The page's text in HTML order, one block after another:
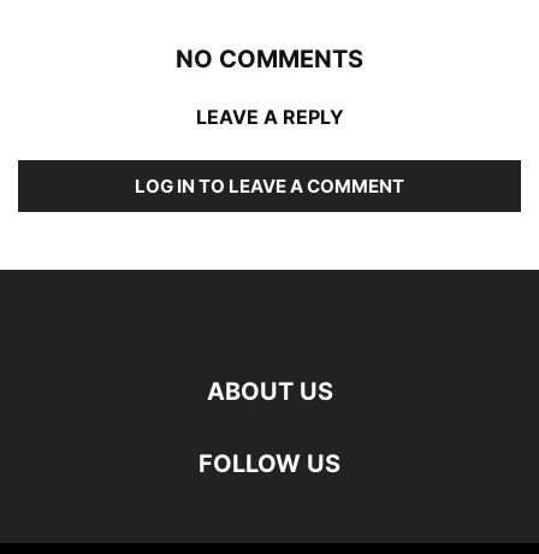
NO COMMENTS
LEAVE A REPLY
LOG IN TO LEAVE A COMMENT
ABOUT US
FOLLOW US